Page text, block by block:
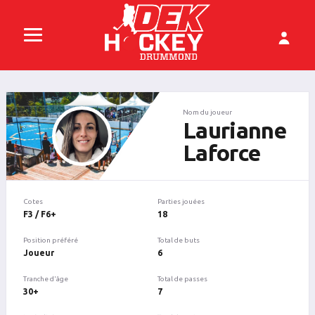
Nom du joueur
Laurianne
Laforce
Cotes
F3 / F6+
Position préféré
Joueur
Tranche d'âge
30+
Parties jouées
18
Total de buts
6
Total de passes
7